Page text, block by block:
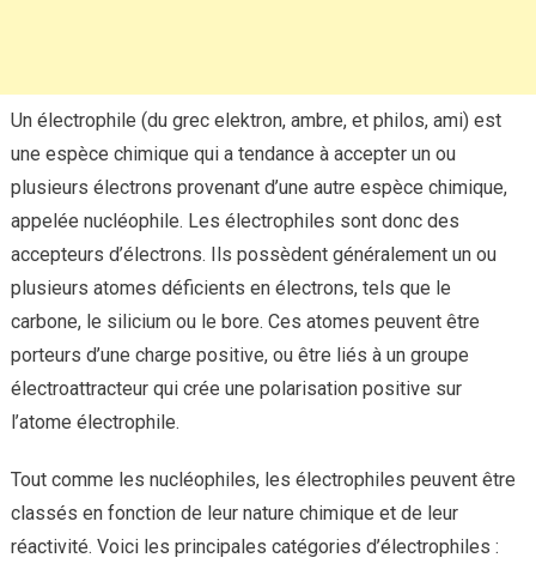
Un électrophile (du grec elektron, ambre, et philos, ami) est
une espèce chimique qui a tendance à accepter un ou
plusieurs électrons provenant d’une autre espèce chimique,
appelée nucléophile. Les électrophiles sont donc des
accepteurs d’électrons. Ils possèdent généralement un ou
plusieurs atomes déficients en électrons, tels que le
carbone, le silicium ou le bore. Ces atomes peuvent être
porteurs d’une charge positive, ou être liés à un groupe
électroattracteur qui crée une polarisation positive sur
l’atome électrophile.
Tout comme les nucléophiles, les électrophiles peuvent être
classés en fonction de leur nature chimique et de leur
réactivité. Voici les principales catégories d’électrophiles :